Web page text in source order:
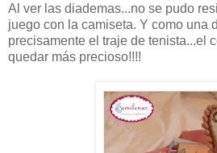
Al ver las diademas...no se pudo
juego con la camiseta. Y como una
precisamente el traje de tenista...el
quedar más precioso!!!!